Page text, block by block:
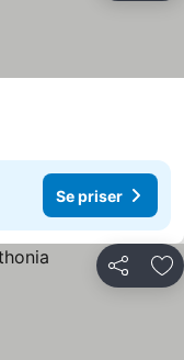
Se priser
Dela